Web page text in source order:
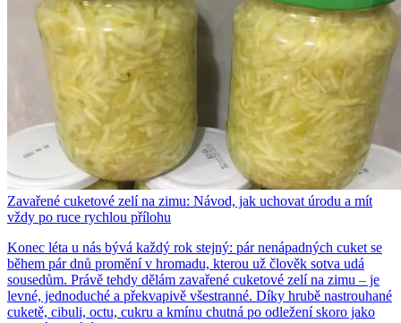
Zavařené cuketové zelí na zimu: Návod, jak uchovat úrodu a mít
vždy po ruce rychlou přílohu
Konec léta u nás bývá každý rok stejný: pár nenápadných cuket se
během pár dnů promění v hromadu, kterou už člověk sotva udá
sousedům. Právě tehdy dělám zavařené cuketové zelí na zimu – je
levné, jednoduché a překvapivě všestranné. Díky hrubě nastrouhané
cuketě, cibuli, octu, cukru a kmínu chutná po odležení skoro jako